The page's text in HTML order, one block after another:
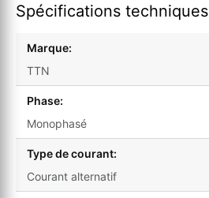
Spécifications techniques
Marque:
TTN
Phase:
Monophasé
Type de courant:
Courant alternatif